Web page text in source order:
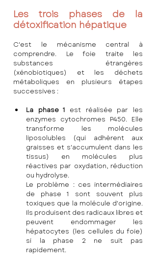
Les trois phases de la
détoxification hépatique
C'est le mécanisme central à
comprendre. Le foie traite les
substances étrangères
(xénobiotiques) et les déchets
métaboliques en plusieurs étapes
successives :
La phase 1 est réalisée par les
enzymes cytochromes P450. Elle
transforme les molécules
liposolubles (qui adhèrent aux
graisses et s'accumulent dans les
tissus) en molécules plus
réactives par oxydation, réduction
ou hydrolyse.
Le problème : ces intermédiaires
de phase 1 sont souvent plus
toxiques que la molécule d'origine.
Ils produisent des radicaux libres et
peuvent endommager les
hépatocytes (les cellules du foie)
si la phase 2 ne suit pas
rapidement.